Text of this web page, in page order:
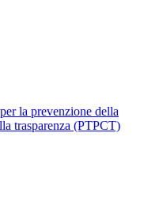
la prevenzione della
trasparenza (PTPCT)